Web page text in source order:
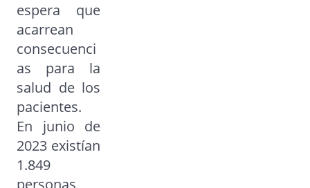
espera que
acarrean
consecuenci
as para la
salud de los
pacientes.
En junio de
2023 existían
1.849
personas